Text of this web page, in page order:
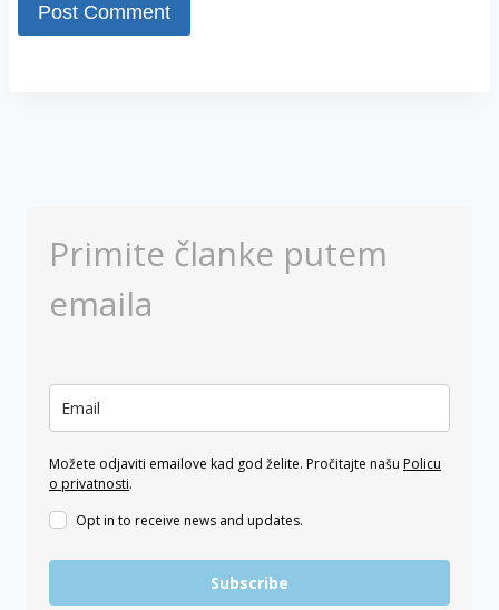
Primite članke putem
emaila
Možete odjaviti emailove kad god želite. Pročitajte našu Policu
o privatnosti.
Opt in to receive news and updates.
Subscribe